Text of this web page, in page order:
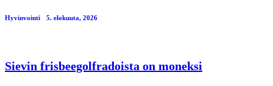
Hyvinvointi 5. elokuuta, 2026
Sievin frisbeegolfradoista on moneksi